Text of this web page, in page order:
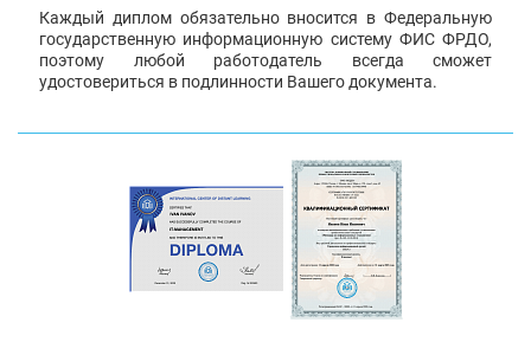
Каждый диплом обязательно вносится в Федеральную
государственную информационную систему ФИС ФРДО,
поэтому любой работодатель всегда сможет
удостовериться в подлинности Вашего документа.